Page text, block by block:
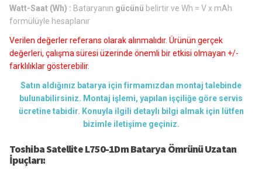
Watt-Saat (Wh) : Bataryanın gücünü belirtir ve Wh = V x mAh
formülüyle hesaplanır
Verilen değerler referans olarak alınmalıdır. Ürünün gerçek
değerleri, çalışma süresi üzerinde önemli bir etkisi olmayan +/-
farklılıklar gösterebilir.
Satın aldığınız batarya için firmamızdan montaj talebinde
bulunabilirsiniz. Montaj işlemi, yapılan işçiliğe göre servis
ücretine tabidir. Konuyla ilgili detaylı bilgi almak için lütfen
bizimle iletişime geçiniz.
Toshiba Satellite L750-1Dm Batarya Ömrünü Uzatan
İpuçları: